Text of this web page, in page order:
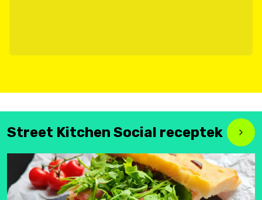
Street Kitchen Social receptek